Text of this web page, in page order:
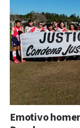
Emotivo